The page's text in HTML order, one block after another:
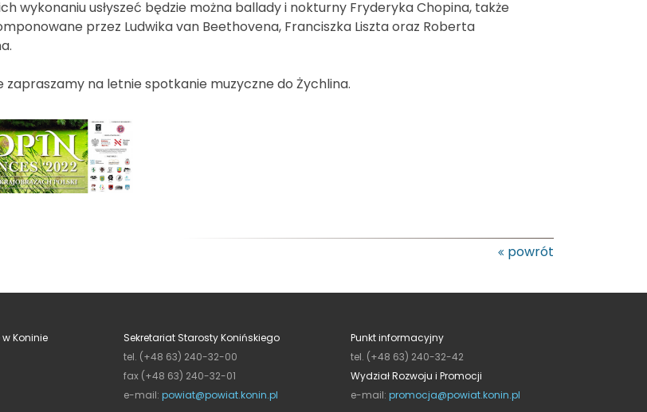
wykonaniu usłyszeć będzie można ballady i nokturny Fryderyka Chopina, także
przez Ludwika van Beethovena, Franciszka Liszta oraz Roberta
zapraszamy na letnie spotkanie muzyczne do Żychlina.
powrót
Koninie
Sekretariat Starosty Konińskiego
tel. (+48 63) 240-32-00
fax (+48 63) 240-32-01
e-mail: powiat@powiat.konin.pl
Punkt informacyjny
tel. (+48 63) 240-32-42
Wydział Rozwoju i Promocji
e-mail: promocja@powiat.konin.pl